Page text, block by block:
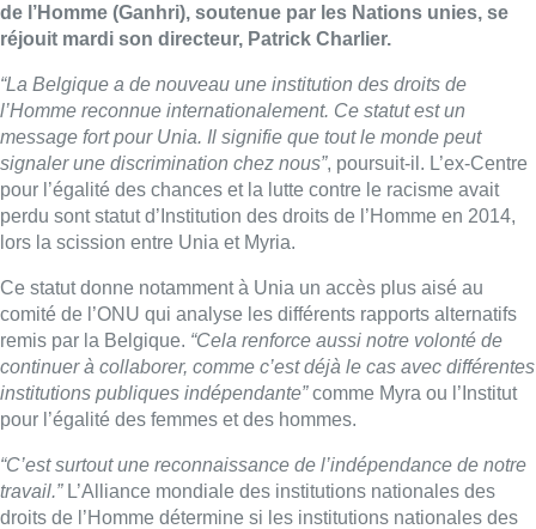
de l’Homme (Ganhri), soutenue par les Nations unies, se
réjouit mardi son directeur, Patrick Charlier.
“La Belgique a de nouveau une institution des droits de
l’Homme reconnue internationalement. Ce statut est un
message fort pour Unia. Il signifie que tout le monde peut
signaler une discrimination chez nous”, poursuit-il. L’ex-Centre
pour l’égalité des chances et la lutte contre le racisme avait
perdu sont statut d’Institution des droits de l’Homme en 2014,
lors la scission entre Unia et Myria.
Ce statut donne notamment à Unia un accès plus aisé au
comité de l’ONU qui analyse les différents rapports alternatifs
remis par la Belgique. “Cela renforce aussi notre volonté de
continuer à collaborer, comme c’est déjà le cas avec différentes
institutions publiques indépendante”comme Myra ou l’Institut
pour l’égalité des femmes et des hommes.
“C’est surtout une reconnaissance de l’indépendance de notre
travail.”L’Alliance mondiale des institutions nationales des
droits de l’Homme détermine si les institutions nationales des